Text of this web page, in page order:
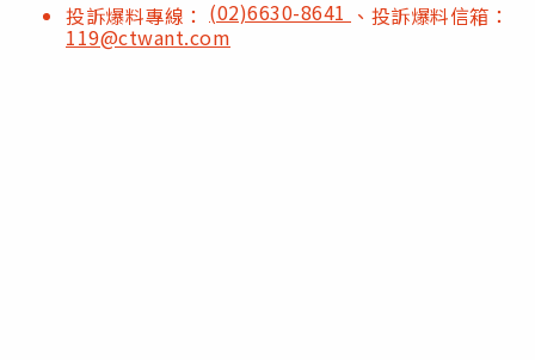
投訴爆料專線： (02)6630-8641 、投訴爆料信箱：
119@ctwant.com